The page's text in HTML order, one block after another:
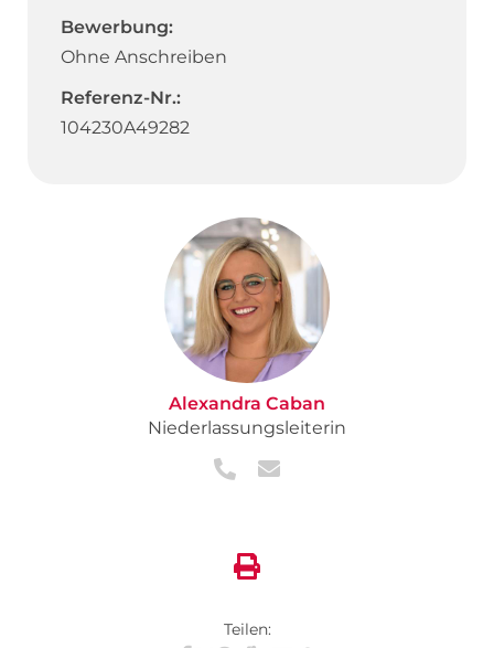
Bewerbung:
Ohne Anschreiben
Referenz-Nr.:
104230A49282
Alexandra Caban
Niederlassungsleiterin
Teilen: